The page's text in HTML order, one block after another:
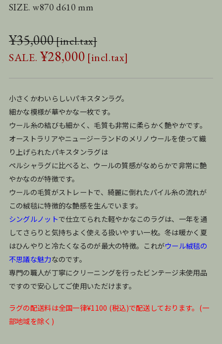
SIZE. w870 d610 mm
¥35,000
¥28,000
小さくかわいらしいパキスタンラグ。
細かな模様が華やかな一枚です。
ウール糸の結びも細かく、毛質も非常に柔らかく艶やかです。
オーストラリアやニュージーランドのメリノウールを使って織
り上げられたパキスタンラグは
ペルシャラグに比べると、ウールの質感がなめらかで非常に艶
やかなのが特徴です。
ウールの毛質がストレートで、綺麗に倒れたパイル糸の流れが
この絨毯に特徴的な艶感を生んでいます。
シングルノットで仕立てられた軽やかなこのラグは、一年を通
してさらりと気持ちよく使える扱いやすい一枚。冬は暖かく夏
はひんやりと冷たくなるのが最大の特徴。これがウール絨毯の
不思議な魅力なのです。
専門の職人が丁寧にクリーニングを行ったビンテージ未使用品
ですので安心してご使用いただけます。
ラグの配送料は全国一律¥1100 (税込)で配送しております。(一
部地域を除く)